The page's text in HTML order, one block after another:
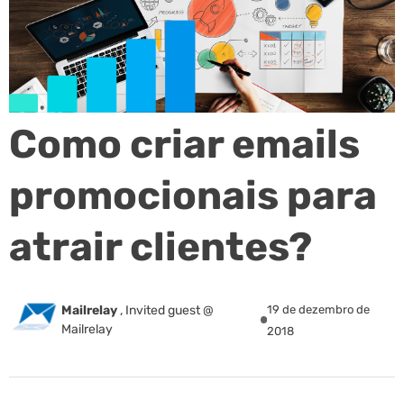
Como criar emails
promocionais para
atrair clientes?
Mailrelay, Invited guest @
Mailrelay
19 de dezembro de
2018